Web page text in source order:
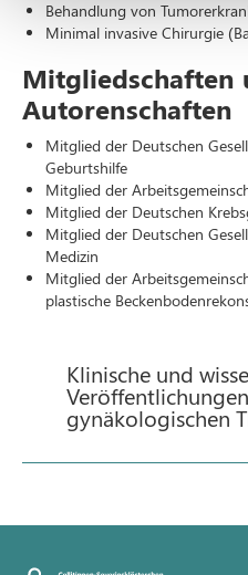
Behandlung von
Minimal invasive Chirurgie
Mitgliedschaften
Autorenschaften
Mitglied der Deutschen
Geburtshilfe
Mitglied der
Mitglied der Deutschen
Mitglied der Deutschen
Medizin
Mitglied der
plastische
Klinische und
gynäkologischen